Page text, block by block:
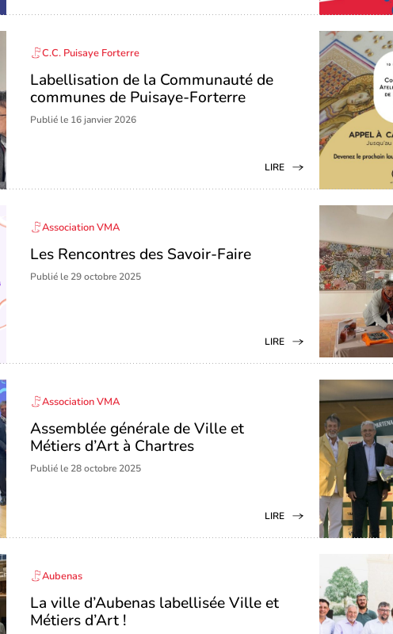
C.C. Puisaye Forterre
Labellisation de la Communauté de
communes de Puisaye-Forterre
Publié le 16 janvier 2026
LIRE
Association VMA
Les Rencontres des Savoir-Faire
Publié le 29 octobre 2025
LIRE
Association VMA
Assemblée générale de Ville et
Métiers d’Art à Chartres
Publié le 28 octobre 2025
LIRE
Aubenas
La ville d’Aubenas labellisée Ville et
Métiers d’Art !